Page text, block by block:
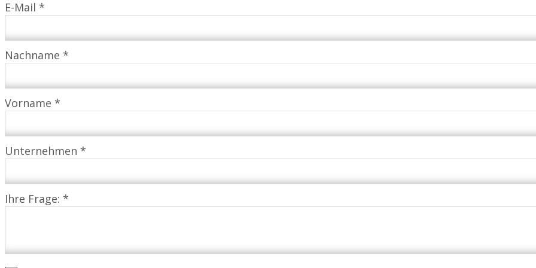
E-Mail *
Nachname *
Vorname *
Unternehmen *
Ihre Frage: *